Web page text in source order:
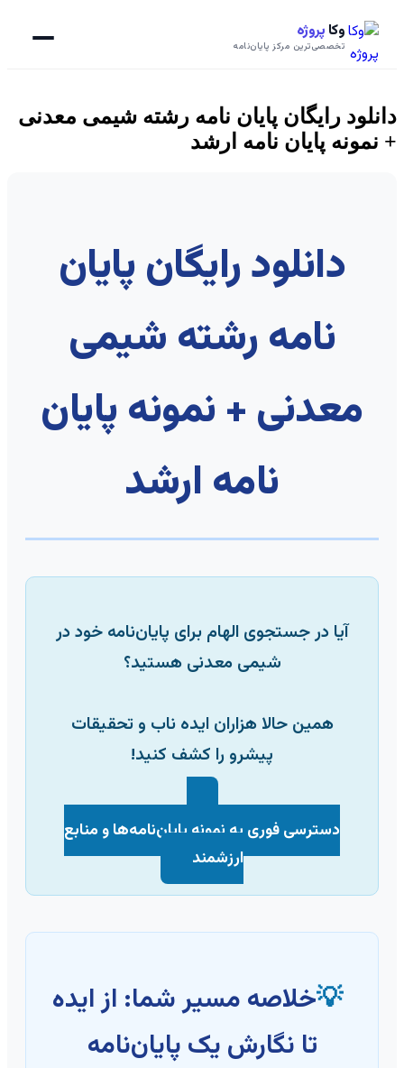
وکا پروژه
تخصصی‌ترین مرکز پایان‌نامه
دانلود رایگان پایان نامه رشته شیمی معدنی
+ نمونه پایان نامه ارشد
دانلود رایگان پایان
نامه رشته شیمی
معدنی + نمونه پایان
نامه ارشد
آیا در جستجوی الهام برای پایان‌نامه خود در
شیمی معدنی هستید؟
همین حالا هزاران ایده ناب و تحقیقات
پیشرو را کشف کنید!
دسترسی فوری به نمونه پایان‌نامه‌ها و منابع
ارزشمند
💡خلاصه مسیر شما: از ایده
تا نگارش یک پایان‌نامه